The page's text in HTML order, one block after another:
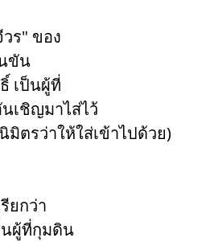
ร" ของ
ขัน
เป็นผู้ที่
เชิญมาไส่ไว้
ตรว่าให้ใส่เข้าไปด้วย)
ยกว่า
ผู้ที่กุมดิน